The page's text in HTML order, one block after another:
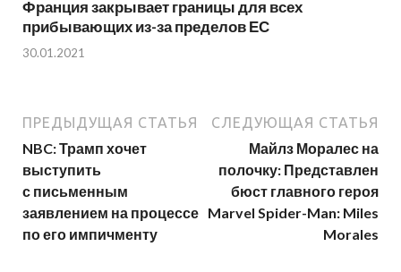
Франция закрывает границы для всех
прибывающих из-за пределов ЕС
30.01.2021
ПРЕДЫДУЩАЯ СТАТЬЯ
NBC: Трамп хочет
выступить
с письменным
заявлением на процессе
по его импичменту
СЛЕДУЮЩАЯ СТАТЬЯ
Майлз Моралес на
полочку: Представлен
бюст главного героя
Marvel Spider-Man: Miles
Morales